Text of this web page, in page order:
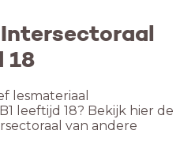
18
lesmateriaal
leeftijd 18? Bekijk hier de
van andere